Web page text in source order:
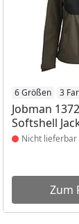
Preis
6 Größen 3
Jobman
Softshell
Produkt
Nicht lieferbar
Zum